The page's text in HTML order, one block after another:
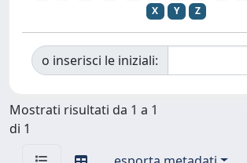
X
Y Z
o inserisci le iniziali:
Mostrati risultati da 1 a 1
di 1